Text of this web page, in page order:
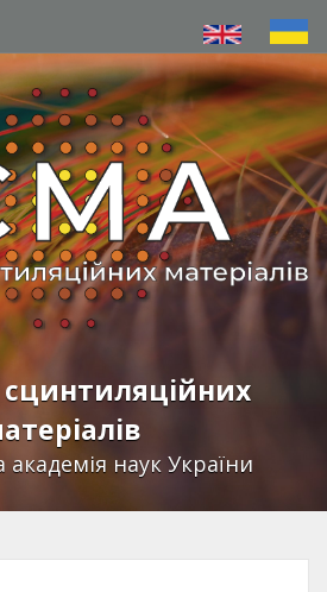
сцинтиляційних
академія наук України